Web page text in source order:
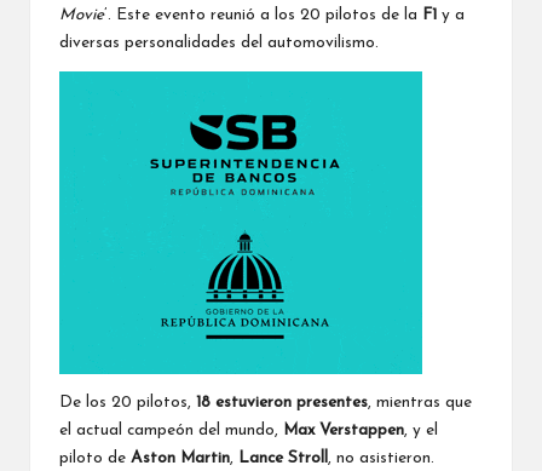
Movie’. Este evento reunió a los 20 pilotos de la F1
y a
diversas personalidades del automovilismo.
De los 20 pilotos, 18 estuvieron presentes, mientras que
el actual campeón del mundo,
Max Verstappen, y el
piloto de Aston Martin, Lance Stroll , no asistieron.